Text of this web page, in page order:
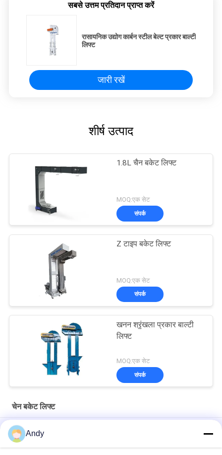
सबसे उत्तम प्रतिदान प्राप्त करें
रासायनिक उद्योग कार्बन स्टील बेल्ट प्रकार बाल्टी
लिफ्ट
जारी रखें
शीर्ष उत्पाद
1.8L चैन बकेट लिफ्ट
MOQ:एक सेट
संपर्क
Z टाइप बकेट लिफ्ट
MOQ:एक सेट
संपर्क
खनन श्रृंखला प्रकार बाल्टी
लिफ्ट
MOQ:एक सेट
संपर्क
चेन बकेट लिफ्ट
ग्रेन्यूल पैकिंग मशीन के लिए पूरी तरह से संलग्न टिपिंग Z बाल्टी लिफ्ट कन्वेयर
304 स्टेनलेस स्टील Z बाल्टी लिफ्ट कन्वेयर कैंडी पैकेजिंग लिफ्टिंग मशीन
Andy